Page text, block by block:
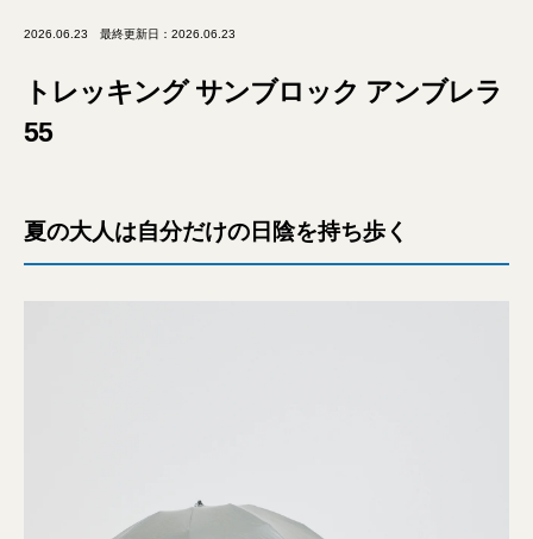
2026.06.23 最終更新日：2026.06.23
トレッキング サンブロック アンブレラ
55
夏の大人は自分だけの日陰を持ち歩く